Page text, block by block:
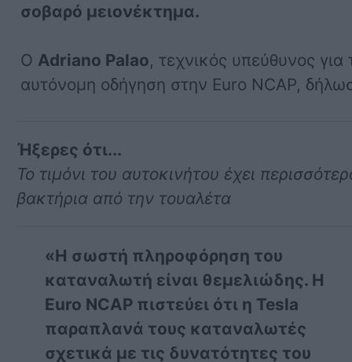
σοβαρό μειονέκτημα.
Ο Adriano Palao, τεχνικός υπεύθυνος για
αυτόνομη οδήγηση στην Euro NCAP,
Ήξερες ότι...
Το τιμόνι του αυτοκινήτου έχει
βακτήρια από την τουαλέτα
«Η σωστή πληροφόρηση του
καταναλωτή είναι θεμελιώδης. Η
Euro NCAP πιστεύει ότι η Tesla
παραπλανά τους καταναλωτές
σχετικά με τις δυνατότητες του